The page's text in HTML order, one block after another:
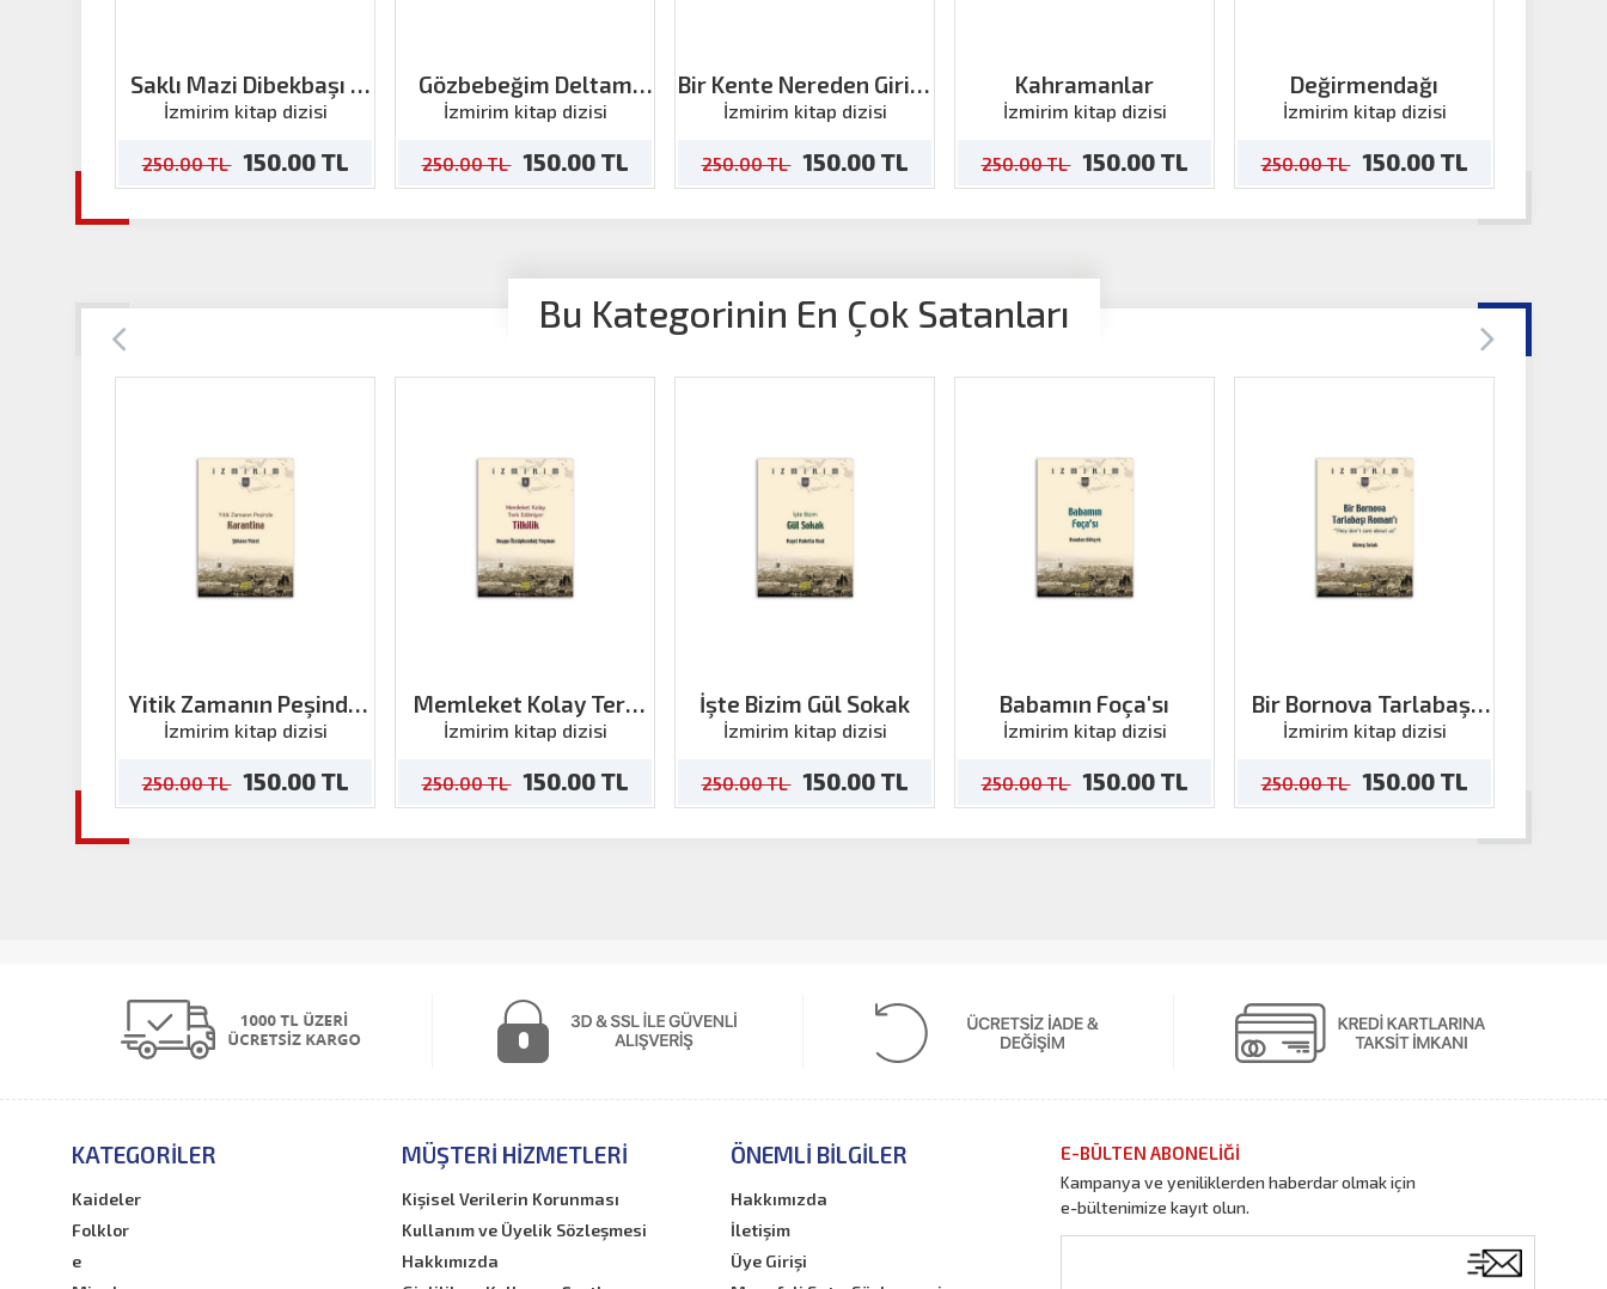
Saklı Mazi Dibekbaşı -
Kireçlikaya
İzmirim kitap dizisi
250.00 TL 150.00 TL
Gözbebeğim Deltam
Çiğli
İzmirim kitap dizisi
250.00 TL 150.00 TL
Bir Kente Nereden Girilir
Halkapınar
İzmirim kitap dizisi
250.00 TL 150.00 TL
Kahramanlar
İzmirim kitap dizisi
250.00 TL 150.00 TL
Değirmendağı
İzmirim kitap dizisi
250.00 TL 150.00 TL
Bu Kategorinin En Çok Satanları
Yitik Zamanın Peşinde
Karantina
İzmirim kitap dizisi
250.00 TL 150.00 TL
Memleket Kolay Terk
Edilmiyor Tilkilik
İzmirim kitap dizisi
250.00 TL 150.00 TL
İşte Bizim Gül Sokak
İzmirim kitap dizisi
250.00 TL 150.00 TL
Babamın Foça'sı
İzmirim kitap dizisi
250.00 TL 150.00 TL
Bir Bornova Tarlabaşı
Roman’ı
İzmirim kitap dizisi
250.00 TL 150.00 TL
KATEGORILER
Kaideler
Folklor
e
MÜŞTERI HIZMETLERI
Kişisel Verilerin Korunması
Kullanım ve Üyelik Sözleşmesi
Hakkımızda
ÖNEMLI BILGILER
Hakkımızda
İletişim
Üye Girişi
E-BÜLTEN ABONELİĞİ
Kampanya ve yeniliklerden haberdar olmak için
e-bültenimize kayıt olun.